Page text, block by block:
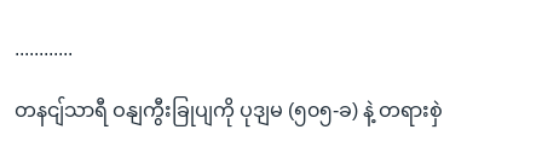
............
တနငျ်သာရီ ဝနျကွီးခြုပျကို ပုဒျမ (၅၀၅-ခ) နဲ့ တရားစှဲ